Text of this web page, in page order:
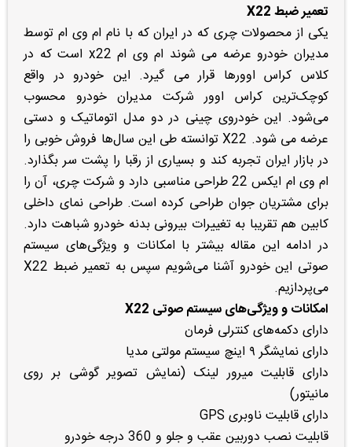
تعمیر ضبط X22
یکی از محصولات چری که در ایران که با نام ام وی ام توسط
مدیران خودرو عرضه می شوند ام وی ام x22 است که در
کلاس کراس اوورها قرار می گیرد. این خودرو در واقع
کوچک‌ترین کراس اوور شرکت مدیران خودرو محسوب
می‌شود. این خودروی چینی در دو مدل اتوماتیک و دستی
عرضه می شود. X22 توانسته طی این سال‌ها فروش خوبی را
در بازار ایران تجربه کند و بسیاری از رقبا را پشت سر بگذارد.
ام وی ام ایکس 22 طراحی مناسبی دارد و شرکت چری، آن را
برای مشتریان جوان طراحی کرده است. طراحی نمای داخلی
کابین هم تقریبا به تغییرات بیرونی بدنه خودرو شباهت دارد.
در ادامه این مقاله بیشتر با امکانات و ویژگی‌های سیستم
صوتی این خودرو آشنا می‌شویم سپس به تعمیر ضبط X22
می‌پردازیم.
امکانات و ویژگی‌های سیستم صوتی X22
دارای دکمه‌های کنترلی فرمان
دارای نمایشگر ۹ اینچ سیستم مولتی مدیا
دارای قابلیت میرور لینک (نمایش تصویر گوشی بر روی
مانیتور)
دارای قابلیت ناوبری GPS
قابلیت نصب دوربین عقب و جلو و 360 درجه خودرو